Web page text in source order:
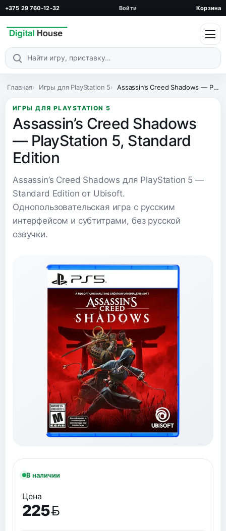
+375 29 760-12-32 Войти Корзина
Поиск по каталогу
Главная Игры для PlayStation 5 Assassin’s Creed Shadows — PlayStation 5, Standard Edition
ИГРЫ ДЛЯ PLAYSTATION 5
Assassin’s Creed Shadows
— PlayStation 5, Standard
Edition
Assassin’s Creed Shadows для PlayStation 5 —
Standard Edition от Ubisoft.
Однопользовательская игра с русским
интерфейсом и субтитрами, без русской
озвучки.
В наличии
Цена
225
BYN